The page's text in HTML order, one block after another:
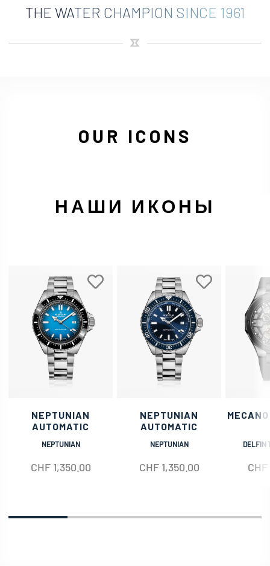
THE WATER CHAMPION SINCE 1961
OUR ICONS
НАШИ ИКОНЫ
NEPTUNIAN
AUTOMATIC
NEPTUNIAN
CHF1,350.00
NEPTUNIAN
AUTOMATIC
NEPTUNIAN
CHF1,350.00
DELFIN
CHF